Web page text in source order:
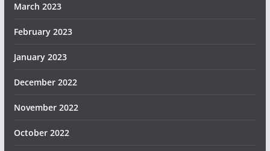
March 2023
February 2023
January 2023
December 2022
November 2022
October 2022